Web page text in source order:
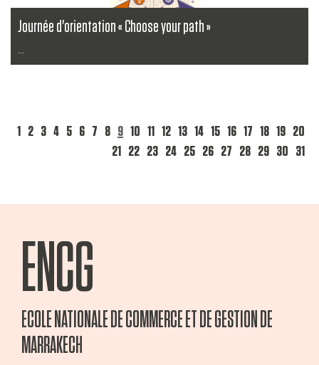
Journée d'orientation « Choose your path »
...
1 2 3 4 5 6 7 8 9 10 11 12 13 14 15 16 17 18 19 20
21
22 23 24 25 26 27 28 29 30 31
ENCG
ECOLE NATIONALE DE COMMERCE ET DE GESTION DE
MARRAKECH